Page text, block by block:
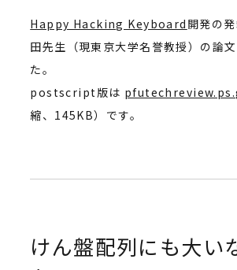
Happy Hacking Keyboard 開発の
田先生（現東京大学名誉教授）の論
た。
postscript版は
縮、145KB）です。
けん盤配列にも大い